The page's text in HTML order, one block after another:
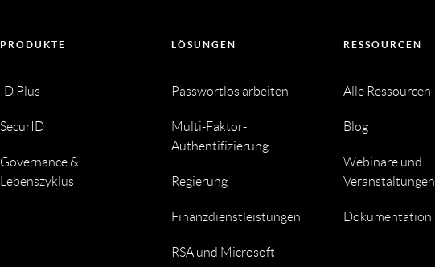
PRODUKTE
ID Plus
SecurID
Governance &
Lebenszyklus
LÖSUNGEN
Passwortlos arbeiten
Multi-Faktor-
Authentifizierung
Regierung
Finanzdienstleistungen
RSA und Microsoft
RESSOURCEN
Alle Ressourcen
Blog
Webinare und
Veranstaltungen
Dokumentation